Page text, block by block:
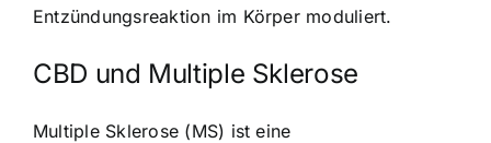
Entzündungsreaktion im Körper moduliert.
CBD und Multiple Sklerose
Multiple Sklerose (MS) ist eine